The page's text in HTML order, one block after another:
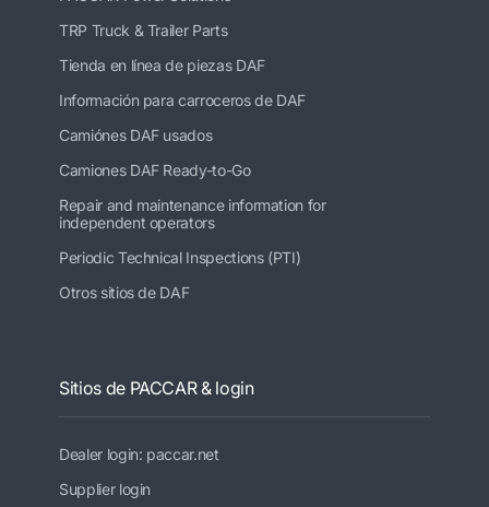
TRP Truck & Trailer Parts
Tienda en línea de piezas DAF
Información para carroceros de DAF
Camiónes DAF usados
Camiones DAF Ready-to-Go
Repair and maintenance information for
independent operators
Periodic Technical Inspections (PTI)
Otros sitios de DAF
Sitios de PACCAR & login
Dealer login: paccar.net
Supplier login